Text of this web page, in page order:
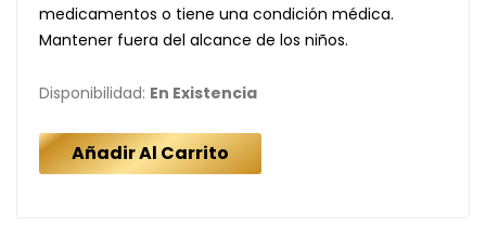
medicamentos o tiene una condición médica.
Mantener fuera del alcance de los niños.
Disponibilidad: En Existencia
Añadir Al Carrito